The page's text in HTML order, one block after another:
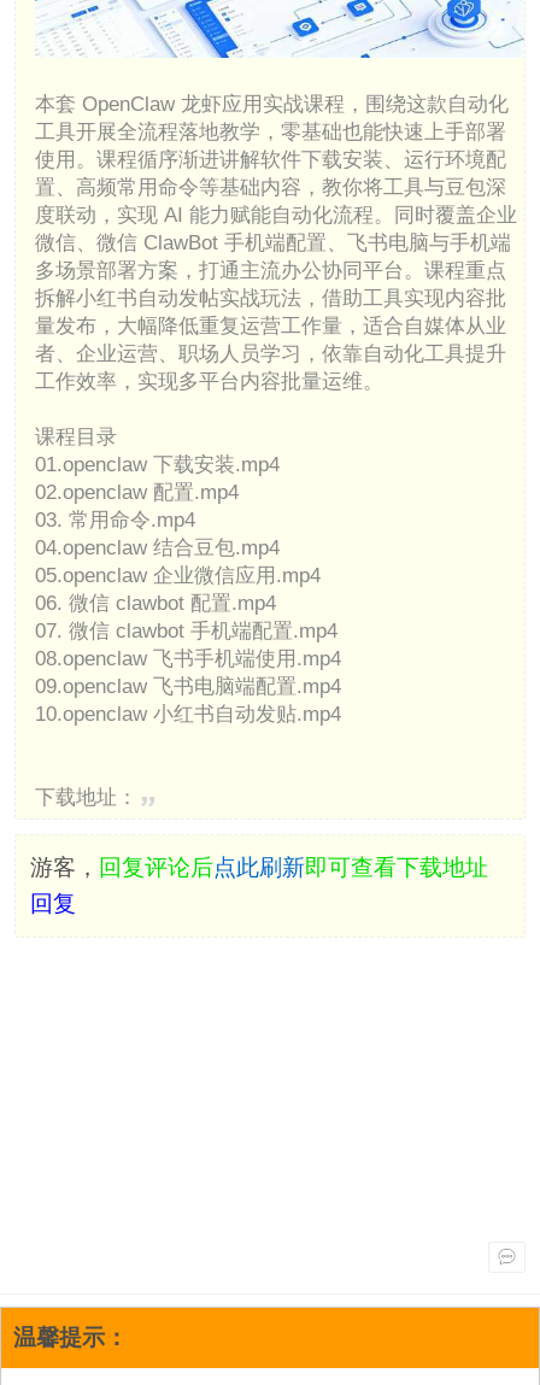
本套 OpenClaw 龙虾应用实战课程，围绕这款自动化
工具开展全流程落地教学，零基础也能快速上手部署
使用。课程循序渐进讲解软件下载安装、运行环境配
置、高频常用命令等基础内容，教你将工具与豆包深
度联动，实现 AI 能力赋能自动化流程。同时覆盖企业
微信、微信 ClawBot 手机端配置、飞书电脑与手机端
多场景部署方案，打通主流办公协同平台。课程重点
拆解小红书自动发帖实战玩法，借助工具实现内容批
量发布，大幅降低重复运营工作量，适合自媒体从业
者、企业运营、职场人员学习，依靠自动化工具提升
工作效率，实现多平台内容批量运维。
课程目录
01.openclaw 下载安装.mp4
02.openclaw 配置.mp4
03. 常用命令.mp4
04.openclaw 结合豆包.mp4
05.openclaw 企业微信应用.mp4
06. 微信 clawbot 配置.mp4
07. 微信 clawbot 手机端配置.mp4
08.openclaw 飞书手机端使用.mp4
09.openclaw 飞书电脑端配置.mp4
10.openclaw 小红书自动发贴.mp4
下载地址：
游客， 回复评论后点此刷新即可查看下载地址
回复
温馨提示：